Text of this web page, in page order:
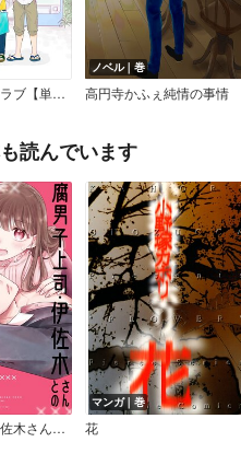
落下フォーリンラブ【単話売】
ノベル｜巻
高円寺かふぇ純情の事情
読んでいます
腐男子上司・伊佐木さんとの腐思議な恋
マンガ｜巻
花